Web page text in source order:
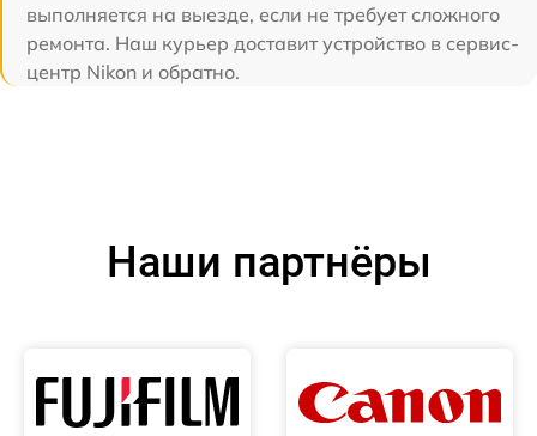
выполняется на выезде, если не требует сложного
ремонта. Наш курьер доставит устройство в сервис-
центр Nikon и обратно.
Наши партнёры